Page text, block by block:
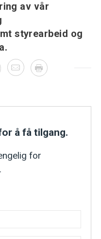
av vår
styrearbeid og
å få tilgang.
for